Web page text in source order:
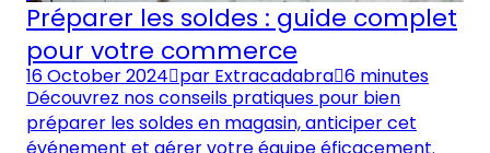
Préparer les soldes : guide complet
pour votre commerce
16 October 2024 par Extracadabra 6 minutes
Découvrez nos conseils pratiques pour bien
préparer les soldes en magasin, anticiper cet